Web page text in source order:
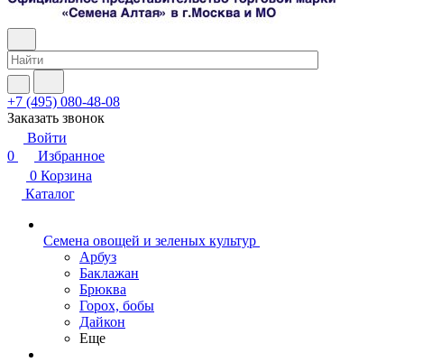
+7 (495) 080-48-08
Заказать звонок
Войти
0
Избранное
0 Корзина
Каталог
Семена овощей и зеленых культур
Арбуз
Баклажан
Брюква
Горох, бобы
Дайкон
Еще